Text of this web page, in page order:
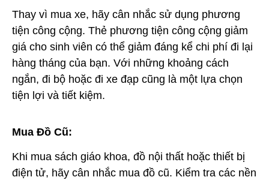
Thay vì mua xe, hãy cân nhắc sử dụng phương
tiện công cộng. Thẻ phương tiện công cộng giảm
giá cho sinh viên có thể giảm đáng kể chi phí đi lại
hàng tháng của bạn. Với những khoảng cách
ngắn, đi bộ hoặc đi xe đạp cũng là một lựa chọn
tiện lợi và tiết kiệm.
Mua Đồ Cũ:
Khi mua sách giáo khoa, đồ nội thất hoặc thiết bị
điện tử, hãy cân nhắc mua đồ cũ. Kiểm tra các nền